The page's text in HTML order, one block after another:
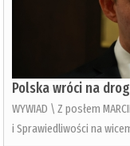
Polska wróci na
WYWIAD \ Z posłem
i Sprawiedliwości na